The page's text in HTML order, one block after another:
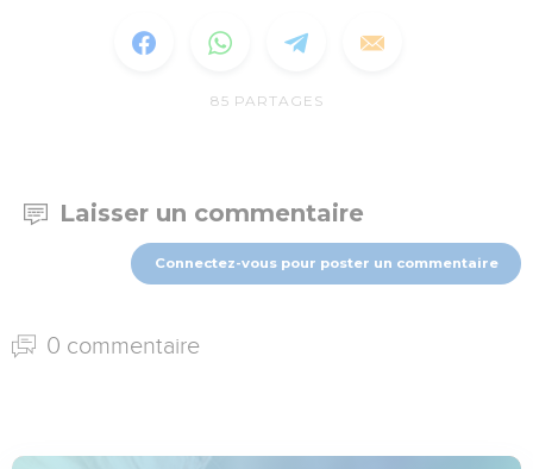
85 PARTAGES
Laisser un commentaire
Connectez-vous pour poster un commentaire
0 commentaire